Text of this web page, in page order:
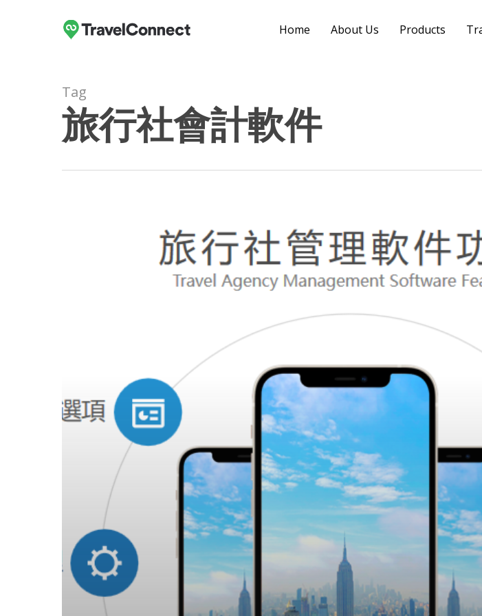
Hit enter to search or ESC to close
Home About Us Products
Tag
旅行社會計軟件